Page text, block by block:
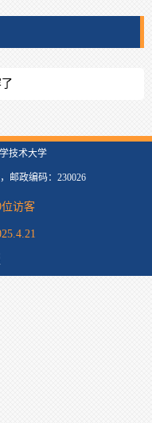
技术大学
邮政编码：230026
位访客
.4.21